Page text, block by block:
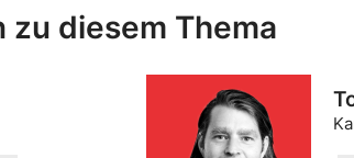
diesem Thema